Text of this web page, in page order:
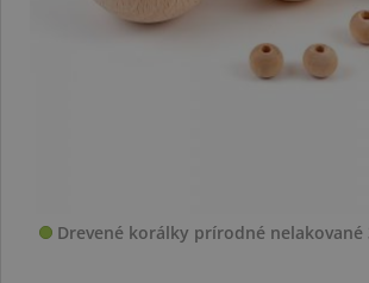
Drevené korálky prírodné nelakované